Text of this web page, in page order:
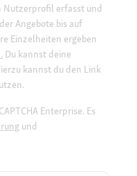
Nutzerprofil erfasst und
Angebote bis auf
Einzelheiten ergeben
Du kannst deine
kannst du den Link
Enterprise. Es
und